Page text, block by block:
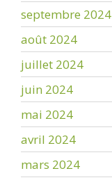
septembre 2024
août 2024
juillet 2024
juin 2024
mai 2024
avril 2024
mars 2024